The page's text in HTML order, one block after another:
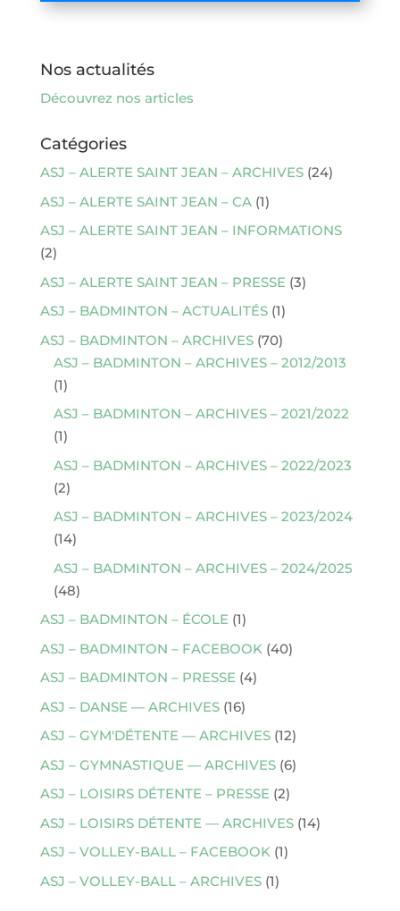
Nos actualités
Découvrez nos articles
Catégories
ASJ – ALERTE SAINT JEAN – ARCHIVES(24)
ASJ – ALERTE SAINT JEAN – CA(1)
ASJ – ALERTE SAINT JEAN – INFORMATIONS
(2)
ASJ – ALERTE SAINT JEAN – PRESSE (3)
ASJ – BADMINTON – ACTUALITÉS(1)
ASJ – BADMINTON – ARCHIVES(70)
ASJ – BADMINTON – ARCHIVES – 2012/2013
(1)
ASJ – BADMINTON – ARCHIVES – 2021/2022
(1)
ASJ – BADMINTON – ARCHIVES – 2022/2023
(2)
ASJ – BADMINTON – ARCHIVES – 2023/2024
(14)
ASJ – BADMINTON – ARCHIVES – 2024/2025
(48)
ASJ – BADMINTON – ÉCOLE(1)
ASJ – BADMINTON – FACEBOOK (40)
ASJ – BADMINTON – PRESSE(4)
ASJ – DANSE — ARCHIVES(16)
ASJ – GYM'DÉTENTE — ARCHIVES(12)
ASJ – GYMNASTIQUE — ARCHIVES(6)
ASJ – LOISIRS DÉTENTE – PRESSE(2)
ASJ – LOISIRS DÉTENTE — ARCHIVES(14)
ASJ – VOLLEY-BALL – FACEBOOK(1)
ASJ – VOLLEY-BALL – ARCHIVES(1)